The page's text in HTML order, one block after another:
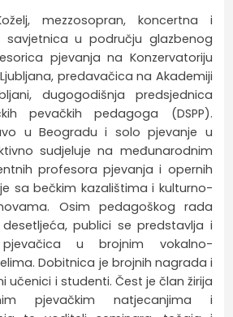
mezzosopran, koncertna i
savjetnica u području glazbenog
pjevanja na Konzervatoriju
predavačica na Akademiji
dugogodišnja predsjednica
pevačkih pedagoga (DSPP).
u Beogradu i solo pjevanje u
sudjeluje na međunarodnim
profesora pjevanja i opernih
sa bečkim kazalištima i kulturno-
Osim pedagoškog rada
publici se predstavlja i
u brojnim vokalno-
Dobitnica je brojnih nagrada i
učenici i studenti. Čest je član žirija
pjevačkim natjecanjima i